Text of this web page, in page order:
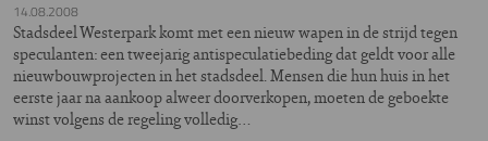
14.08.2008
Stadsdeel Westerpark komt met een nieuw wapen in de strijd tegen
speculanten: een tweejarig antispeculatiebeding dat geldt voor alle
nieuwbouwprojecten in het stadsdeel. Mensen die hun huis in het
eerste jaar na aankoop alweer doorverkopen, moeten de geboekte
winst volgens de regeling volledig…